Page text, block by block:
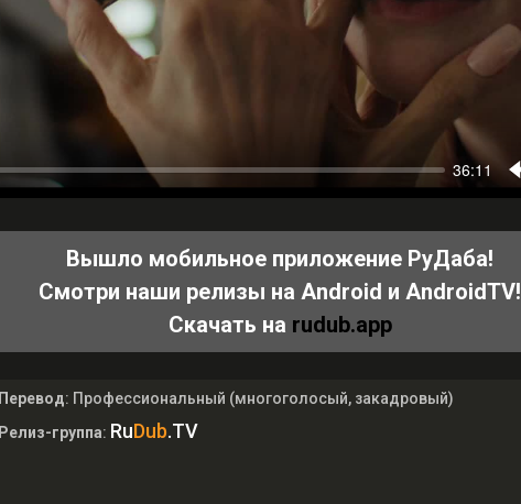
Вышло мобильное приложение РуДаба!
Смотри наши релизы на Android и AndroidTV!
Скачать на rudub.app
Перевод: Профессиональный (многоголосый, закадровый)
Релиз-группа: RuDub.TV